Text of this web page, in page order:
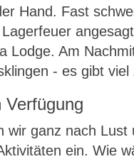
Hand. Fast
Lodge. Am
- es gibt viel
Verfügung
wir ganz nach
ein. Wie